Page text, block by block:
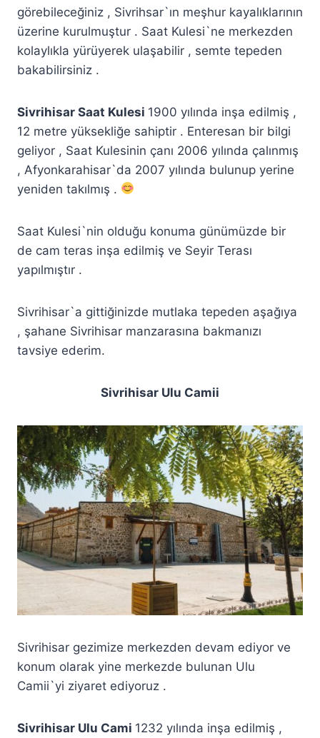
görebileceğiniz , Sivrihsar`ın meşhur kayalıklarının
üzerine kurulmuştur . Saat Kulesi`ne merkezden
kolaylıkla yürüyerek ulaşabilir , semte tepeden
bakabilirsiniz .
Sivrihisar Saat Kulesi 1900 yılında inşa edilmiş ,
12 metre yüksekliğe sahiptir . Enteresan bir bilgi
geliyor , Saat Kulesinin çanı 2006 yılında çalınmış
, Afyonkarahisar`da 2007 yılında bulunup yerine
yeniden takılmış .
Saat Kulesi`nin olduğu konuma günümüzde bir
de cam teras inşa edilmiş ve Seyir Terası
yapılmıştır .
Sivrihisar`a gittiğinizde mutlaka tepeden aşağıya
, şahane Sivrihisar manzarasına bakmanızı
tavsiye ederim.
Sivrihisar Ulu Camii
Sivrihisar gezimize merkezden devam ediyor ve
konum olarak yine merkezde bulunan Ulu
Camii`yi ziyaret ediyoruz .
Sivrihisar Ulu Cami 1232 yılında inşa edilmiş ,